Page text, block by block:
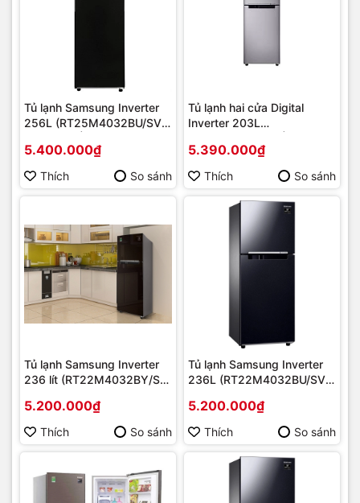
Tủ lạnh Samsung Inverter
256L (RT25M4032BU/SV)
hãng
5.400.000₫
Thích So sánh
Tủ lạnh hai cửa Digital
Inverter 203L
chính hãng
5.390.000₫
Thích So sánh
Tủ lạnh Samsung Inverter
236 lít (RT22M4032BY/SV)
hãng
5.200.000₫
Thích So sánh
Tủ lạnh Samsung Inverter
236L (RT22M4032BU/SV)
hãng
5.200.000₫
Thích So sánh